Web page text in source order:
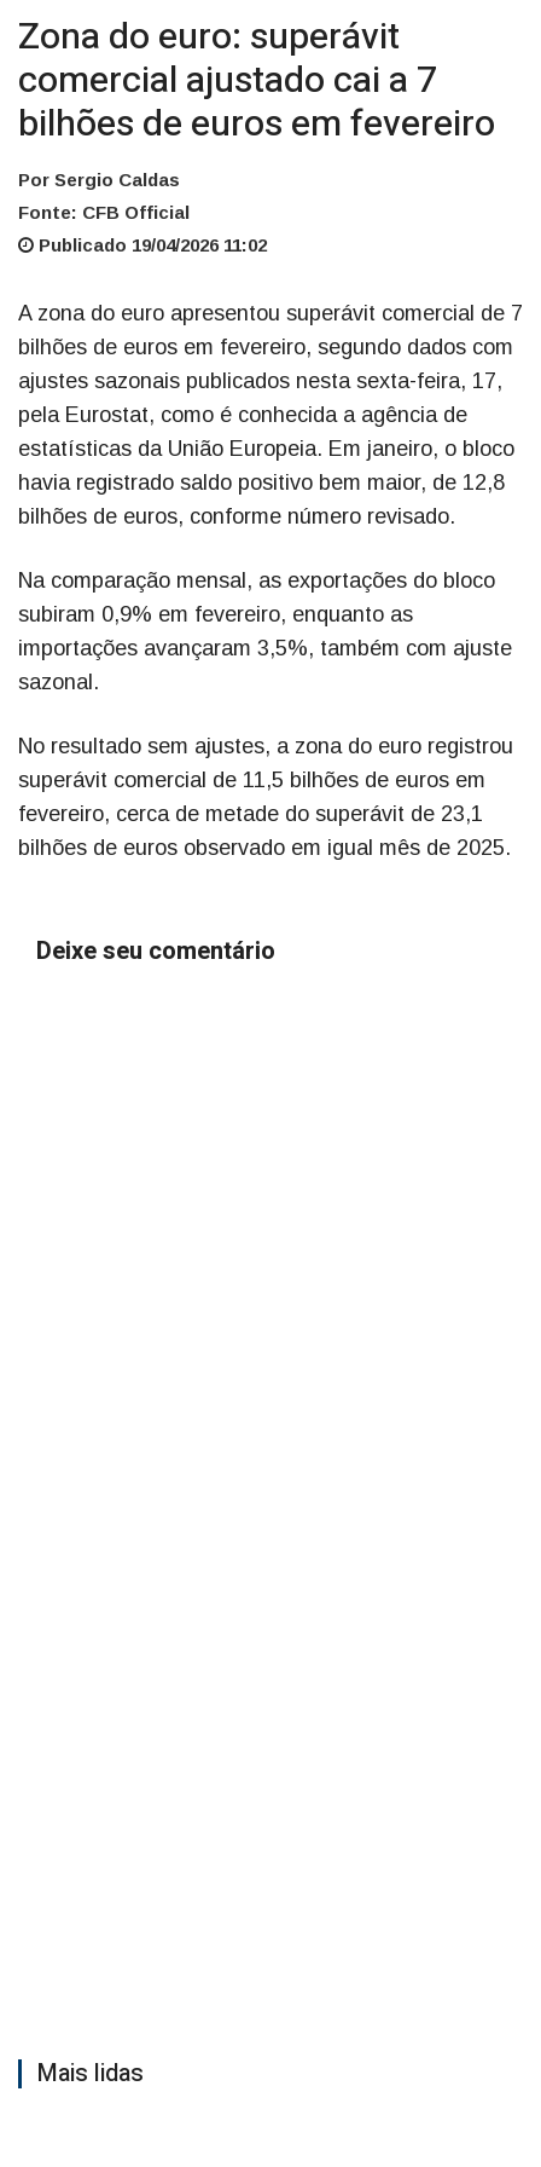
Zona do euro: superávit
comercial ajustado cai a 7
bilhões de euros em fevereiro
Por Sergio Caldas
Fonte: CFB Official
Publicado 19/04/2026 11:02
A zona do euro apresentou superávit comercial de 7
bilhões de euros em fevereiro, segundo dados com
ajustes sazonais publicados nesta sexta-feira, 17,
pela Eurostat, como é conhecida a agência de
estatísticas da União Europeia. Em janeiro, o bloco
havia registrado saldo positivo bem maior, de 12,8
bilhões de euros, conforme número revisado.
Na comparação mensal, as exportações do bloco
subiram 0,9% em fevereiro, enquanto as
importações avançaram 3,5%, também com ajuste
sazonal.
No resultado sem ajustes, a zona do euro registrou
superávit comercial de 11,5 bilhões de euros em
fevereiro, cerca de metade do superávit de 23,1
bilhões de euros observado em igual mês de 2025.
Deixe seu comentário
Mais lidas